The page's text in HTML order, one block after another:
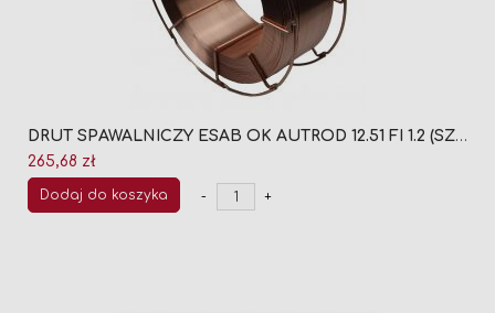
DRUT SPAWALNICZY ESAB OK AUTROD 12.51 FI 1.2 (SZPULA 18KG)
265,68 zł
Dodaj do koszyka - +